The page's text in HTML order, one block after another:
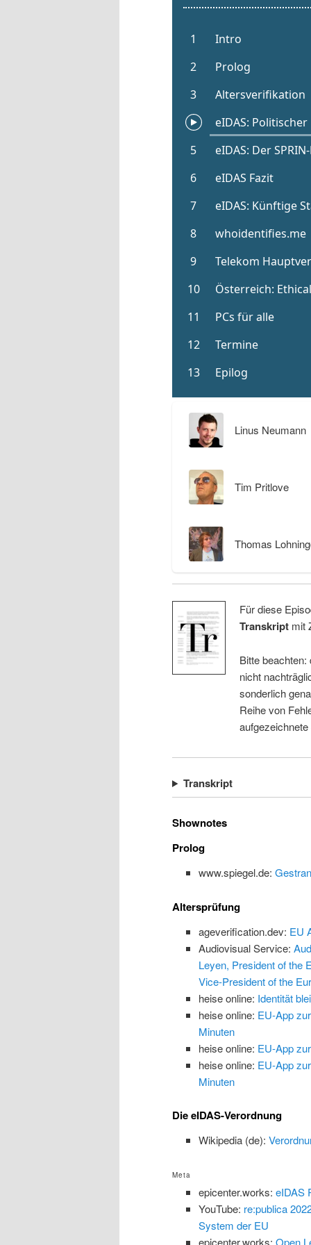
Linus Neumann
Tim Pritlove
Thomas
Für diese
Transkriptmit
Bitte
nicht
sonderlich
Reihe von
Transkript
Shownotes
Prolog
www.spiegel.de:
Altersprüfung
ageverification.dev: EU
Audiovisual Service:
Leyen, President of the
Vice-President of the
heise online: Identität
heise online: EU-App
Minuten
heise online: EU-App
heise online: EU-App
Minuten
Die eIDAS-Verordnung
Wikipedia (de):
Meta
epicenter.works: eIDAS
YouTube: re:publica
System der EU
epicenter.works: Open